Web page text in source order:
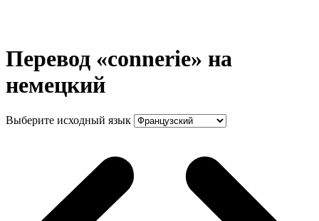
Перевод «connerie» на
немецкий
Выберите исходный язык